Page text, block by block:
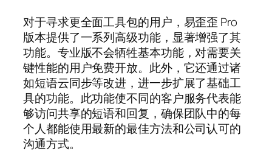
对于寻求更全面工具包的用户，易歪歪 Pro
版本提供了一系列高级功能，显著增强了其
功能。专业版不会牺牲基本功能，对需要关
键性能的用户免费开放。此外，它还通过诸
如短语云同步等改进，进一步扩展了基础工
具的功能。此功能使不同的客户服务代表能
够访问共享的短语和回复，确保团队中的每
个人都能使用最新的最佳方法和公司认可的
沟通方式。